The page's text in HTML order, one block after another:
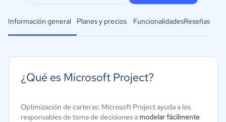
Información general Planes y precios FuncionalidadesReseñas
¿Qué es Microsoft Project?
Optimización de carteras: Microsoft Project ayuda a los
responsables de toma de decisiones a modelar fácilmente